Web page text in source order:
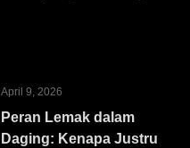
April 9, 2026
Peran Lemak dalam
Daging: Kenapa Justru